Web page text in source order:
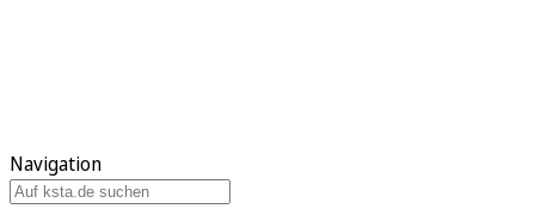
Navigation